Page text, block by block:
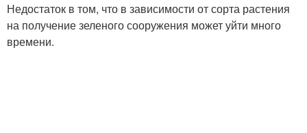
Недостаток в том, что в зависимости от сорта растения
на получение зеленого сооружения может уйти много
времени.